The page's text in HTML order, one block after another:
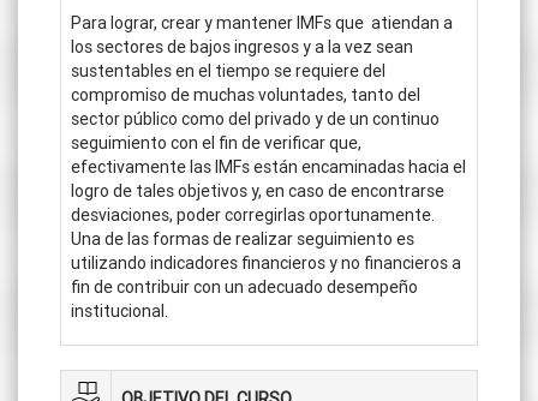
Para lograr, crear y mantener IMFs que atiendan a
los sectores de bajos ingresos y a la vez sean
sustentables en el tiempo se requiere del
compromiso de muchas voluntades, tanto del
sector público como del privado y de un continuo
seguimiento con el fin de verificar que,
efectivamente las IMFs están encaminadas hacia el
logro de tales objetivos y, en caso de encontrarse
desviaciones, poder corregirlas oportunamente.
Una de las formas de realizar seguimiento es
utilizando indicadores financieros y no financieros a
fin de contribuir con un adecuado desempeño
institucional.